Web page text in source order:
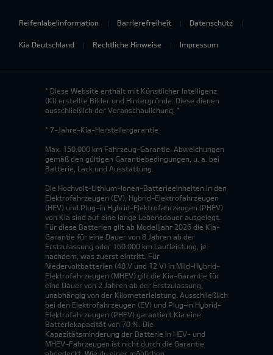
Reifenlabelinformation Barrierefreiheit Datenschutz
Kia Deutschland Rechtliche Hinweise Impressum
* Diese Website enthält mit Künstlicher Intelligenz
(KI) erstellte Bilder und Hintergründe. Diese dienen
ausschließlich der Veranschaulichung. *
* 7-Jahre-Kia-Herstellergarantie
Max. 150.000 km Fahrzeug-Garantie. Abweichungen
gemäß den gültigen Garantiebedingungen, u. a. bei
Batterie, Lack und Ausstattung.
Die Hochvolt-Lithium-Ionen-Batterieeinheiten in den
Elektrofahrzeugen (EV), Hybrid-Elektrofahrzeugen
(HEV) und Plug-in Hybrid-Elektrofahrzeugen (PHEV)
von Kia sind auf eine lange Lebensdauer ausgelegt.
Für diese Batterien gilt ab Modelljahr 2026 die Kia-
Garantie für eine Dauer von 8 Jahren ab der
Erstzulassung oder 160.000 km Laufleistung, je
nachdem, was zuerst eintritt. Für
Niedervoltbatterien (48 V und 12 V) in Mild-Hybrid-
Elektrofahrzeugen (MHEV) gilt die Kia-Garantie für
eine Dauer von 2 Jahren ab der Erstzulassung,
unabhängig von der Kilometerleistung. Ausschließlich
bei den Elektrofahrzeugen (EV) und Plug-in Hybrid-
Elektrofahrzeugen (PHEV) garantiert Kia eine
Batteriekapazität von 70 %. Die
Kapazitätsminderung der Batterie in HEV- und
MHEV-Fahrzeugen ist nicht durch die Garantie
abgedeckt. Wie du einer möglichen